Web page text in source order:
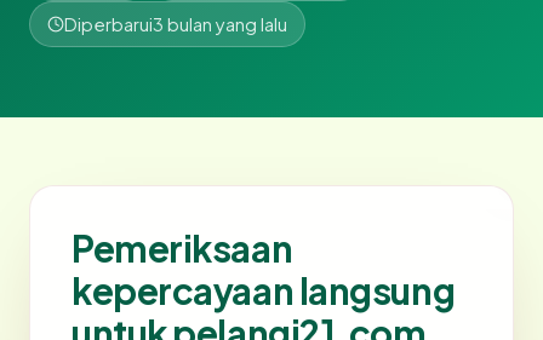
Diperbarui3 bulan yang lalu
Pemeriksaan
kepercayaan langsung